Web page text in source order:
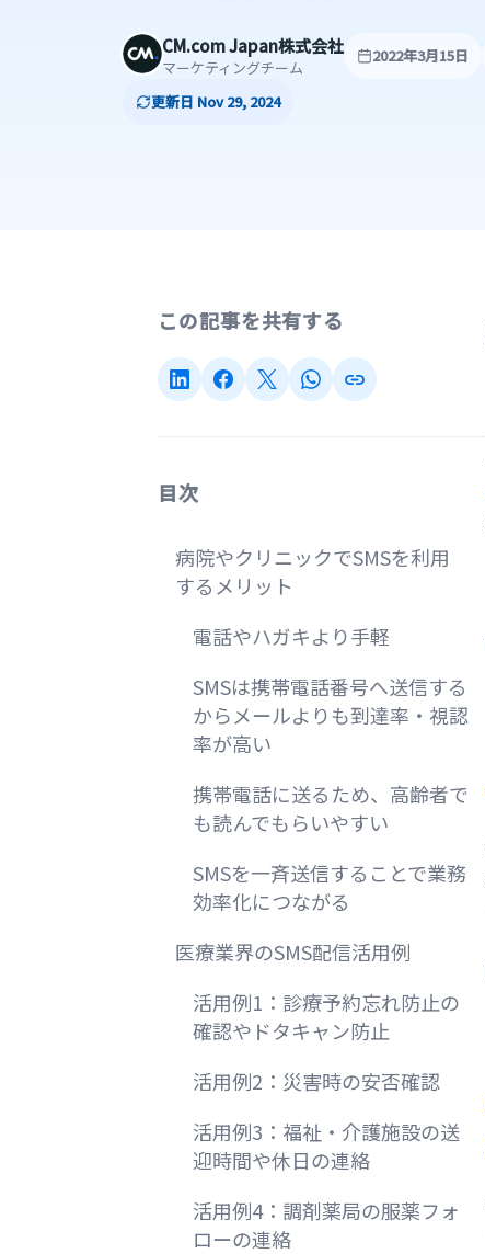
CM.com Japan株式会社
マーケティングチーム
2022年3月15日
更新日 Nov 29, 2024
この記事を共有する
目次
病院やクリニックでSMSを利用
するメリット
電話やハガキより手軽
SMSは携帯電話番号へ送信する
からメールよりも到達率・視認
率が高い
携帯電話に送るため、高齢者で
も読んでもらいやすい
SMSを一斉送信することで業務
効率化につながる
医療業界のSMS配信活用例
活用例1：診療予約忘れ防止の
確認やドタキャン防止
活用例2：災害時の安否確認
活用例3：福祉・介護施設の送
迎時間や休日の連絡
活用例4：調剤薬局の服薬フォ
ローの連絡